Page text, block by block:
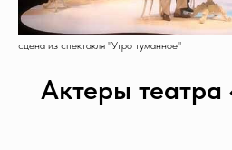
сцена из спектакля "Утро туманное"
Актеры театра